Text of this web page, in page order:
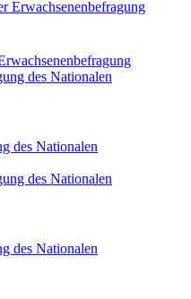
des Nationalen
des Nationalen